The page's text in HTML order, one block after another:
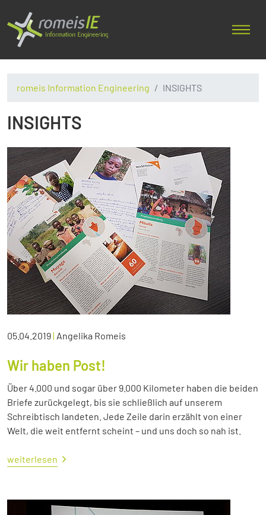
romeis Information Engineering INSIGHTS
INSIGHTS
05.04.2019| Angelika Romeis
Wir haben Post!
Über 4.000 und sogar über 9.000 Kilometer haben die beiden
Briefe zurückgelegt, bis sie schließlich auf unserem
Schreibtisch landeten. Jede Zeile darin erzählt von einer
Welt, die weit entfernt scheint – und uns doch so nah ist.
weiterlesen